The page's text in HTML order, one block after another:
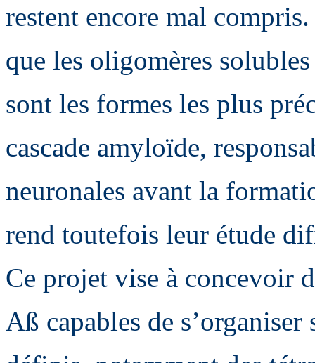
restent encore mal
que les oligomères
sont les formes les plus
cascade amyloïde,
neuronales avant la
rend toutefois leur étude
Ce projet vise à concevoir
Aß capables de